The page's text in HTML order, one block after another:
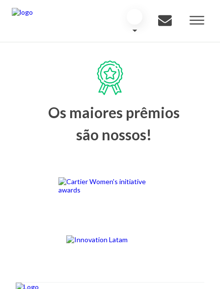
Os maiores prêmios
são nossos!